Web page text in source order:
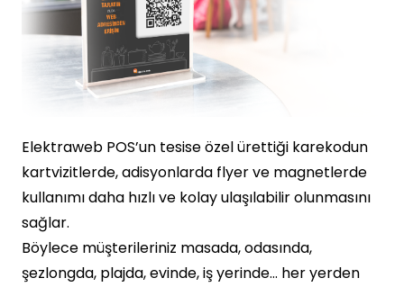
Elektraweb POS’un tesise özel ürettiği karekodun
kartvizitlerde, adisyonlarda flyer ve magnetlerde
kullanımı daha hızlı ve kolay ulaşılabilir olunmasını
sağlar.
Böylece müşterileriniz masada, odasında,
şezlongda, plajda, evinde, iş yerinde… her yerden